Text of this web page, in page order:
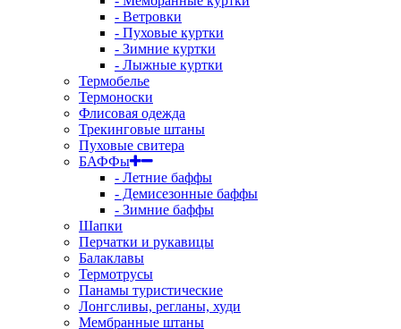
- Ветровки
- Пуховые куртки
- Зимние куртки
- Лыжные куртки
Термобелье
Термоноски
Флисовая одежда
Трекинговые штаны
Пуховые свитера
БАФФы
- Летние баффы
- Демисезонные баффы
- Зимние баффы
Шапки
Перчатки и рукавицы
Балаклавы
Термотрусы
Панамы туристические
Лонгсливы, регланы, худи
Мембранные штаны